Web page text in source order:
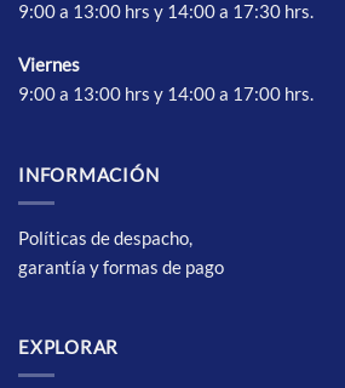
9:00 a 13:00 hrs y 14:00 a 17:30 hrs.
Viernes
9:00 a 13:00 hrs y 14:00 a 17:00 hrs.
INFORMACIÓN
Políticas de despacho,
garantía y formas de pago
EXPLORAR